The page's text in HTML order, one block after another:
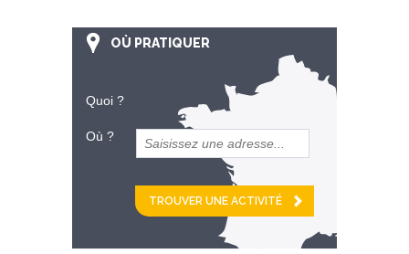
OÙ PRATIQUER
Quoi ?
Où ?
et
km alentour